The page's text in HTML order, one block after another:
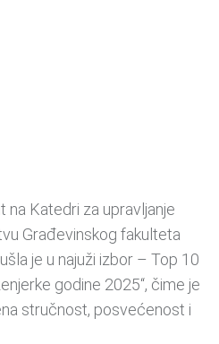
na Katedri za upravljanje
Građevinskog fakulteta
je u najuži izbor – Top 10
godine 2025“, čime je
stručnost, posvećenost i